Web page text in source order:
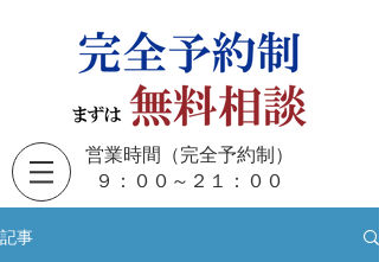
営業時間（完全予約制）
​９：００～２１：００
記事